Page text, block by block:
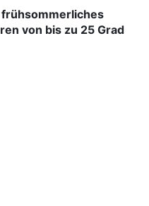
von bis zu 25 Grad